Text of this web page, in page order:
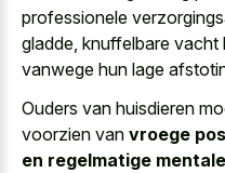
professionele
gladde, knuffelbare vacht
vanwege hun lage
Ouders van huisdieren
voorzien van vroege
en regelmatige mentale